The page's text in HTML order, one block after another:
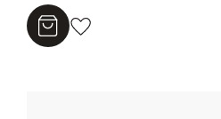
Aggiungi al carrello